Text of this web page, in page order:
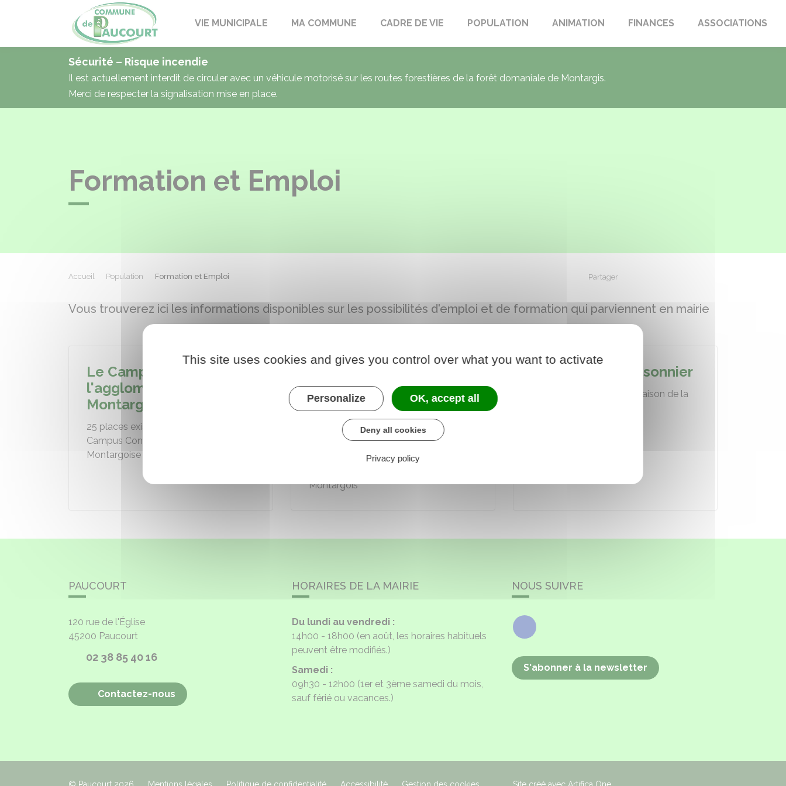
PaucourtVIE MUNICIPALE MA COMMUNE CADRE DE VIE POPULATION ANIMATION FINANCES ASSOCIATIONS
Sécurité – Risque incendie
Il est actuellement interdit de circuler avec un véhicule motorisé sur les routes forestières de la forêt domaniale de Montargis.
Merci de respecter la signalisation mise en place.
Formation et Emploi
Accueil Population Formation et Emploi Partager
Vous trouverez ici les informations disponibles sur les possibilités d'emploi et de formation qui parviennent en mairie
Le Campus Connecté de
l'agglomération
Montargoise
25 places existent pour bénéficier du
Campus Connecté de l'Agglomération
Montargoise ( AME)
Recrutement d'un
animateur-trice
Ecologie Industrielle et
Territoriale
L'association d'entreprises PERSEE3C
recrute une personne pour développer
Montargois
Recrutement saisonnier
Renforts ponctuels à la Maison de la
PAUCOURT
120 rue de l'Église
45200 Paucourt
02 38 85 40 16
Contactez-nous
HORAIRES DE LA MAIRIE
Du lundi au vendredi :
14h00 - 18h00 (en août, les horaires habituels
peuvent être modifiés.)
Samedi :
09h30 - 12h00 (1er et 3ème samedi du mois,
sauf férié ou vacances.)
NOUS SUIVRE
Facebook
S'abonner à la newsletter
This site uses cookies and gives you control over what you want to activate
Personalize OK, accept all
Deny all cookies
Privacy policy